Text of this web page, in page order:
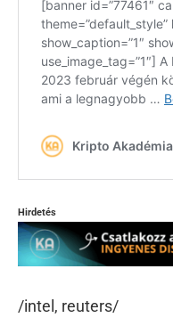
Hirdetés
/intel, reuters/